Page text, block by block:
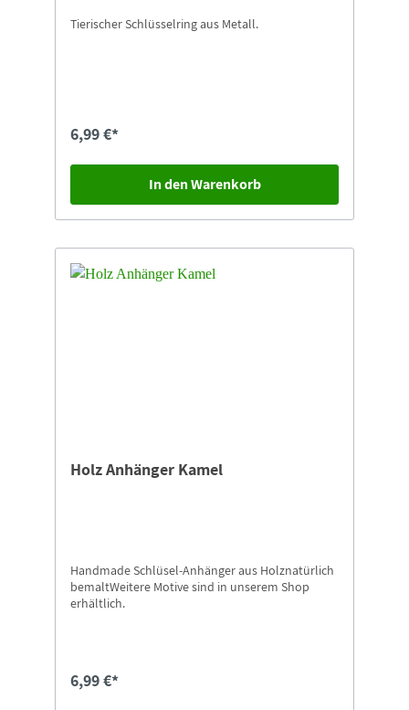
Tierischer Schlüsselring aus Metall.
6,99 €*
In den Warenkorb
Holz Anhänger Kamel
Handmade Schlüsel-Anhänger aus Holznatürlich
bemaltWeitere Motive sind in unserem Shop
erhältlich.
6,99 €*